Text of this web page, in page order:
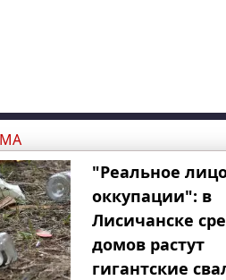
"Реальное
оккупации": в
Лисичанске
домов растут
гигантские